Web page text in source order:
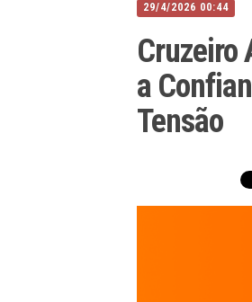
29/4/2026 00:44
Cruzeiro
a
Tensão